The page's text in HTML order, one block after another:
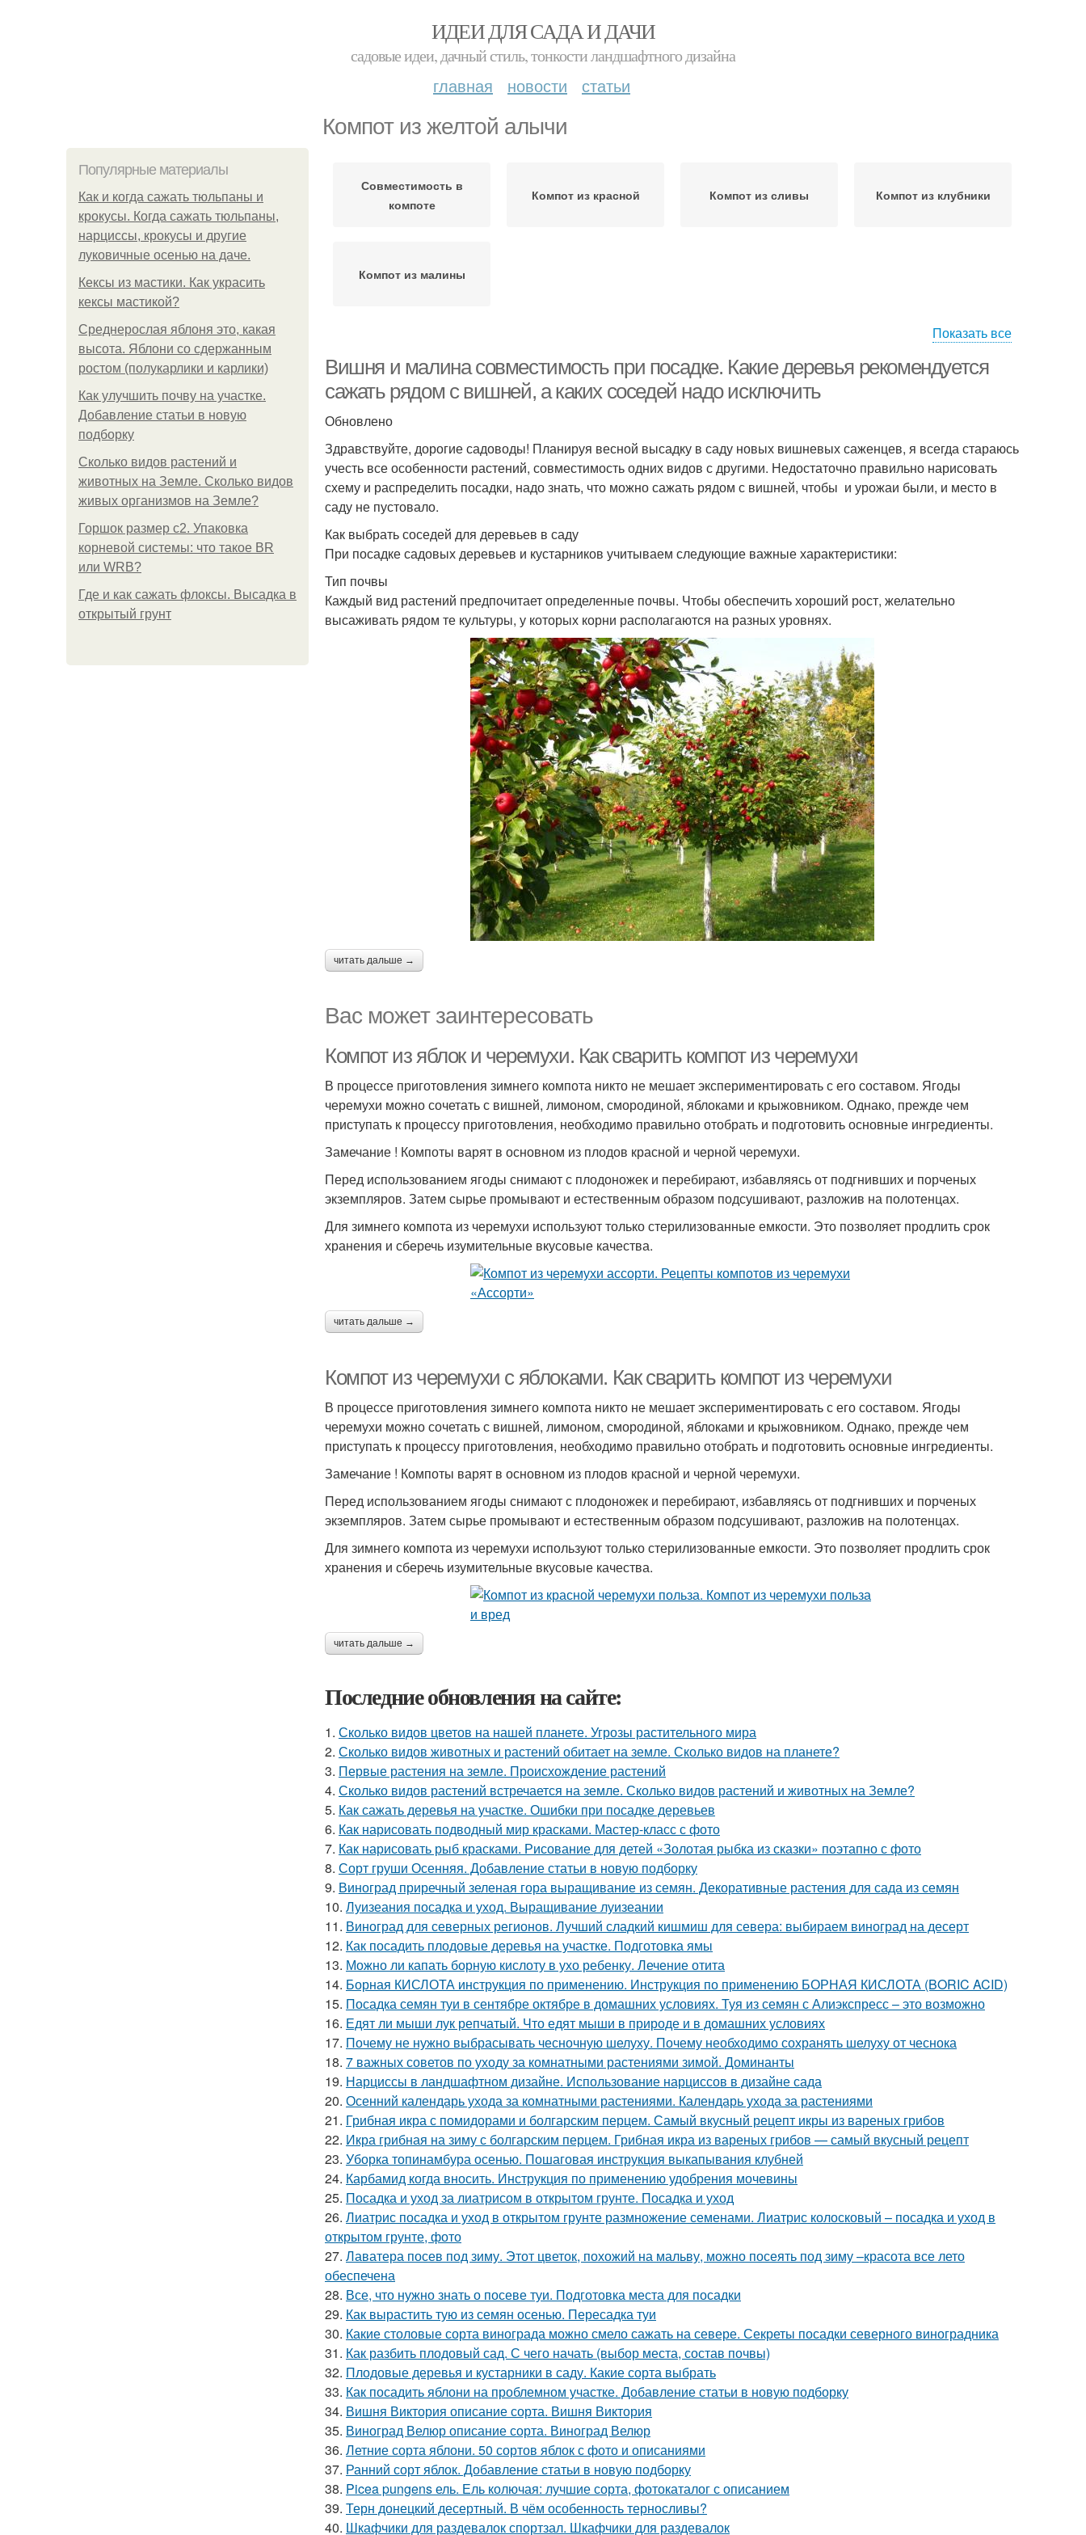
ИДЕИ ДЛЯ САДА И ДАЧИ
садовые идеи, дачный стиль, тонкости ландшафтного дизайна
главная новости статьи
Компот из желтой алычи
Популярные материалы
Как и когда сажать тюльпаны и
крокусы. Когда сажать тюльпаны,
нарциссы, крокусы и другие
луковичные осенью на даче.
Кексы из мастики. Как украсить
кексы мастикой?
Среднерослая яблоня это, какая
высота. Яблони со сдержанным
ростом (полукарлики и карлики)
Как улучшить почву на участке.
Добавление статьи в новую
подборку
Сколько видов растений и
животных на Земле. Сколько видов
живых организмов на Земле?
Горшок размер с2. Упаковка
корневой системы: что такое BR
или WRB?
Где и как сажать флоксы. Высадка в
открытый грунт
Совместимость в
компоте
Компот из красной Компот из сливы Компот из клубники
Компот из малины
Показать все
Вишня и малина совместимость при посадке. Какие деревья рекомендуется
сажать рядом с вишней, а каких соседей надо исключить
Обновлено
Здравствуйте, дорогие садоводы! Планируя весной высадку в саду новых вишневых саженцев, я всегда стараюсь
учесть все особенности растений, совместимость одних видов с другими. Недостаточно правильно нарисовать
схему и распределить посадки, надо знать, что можно сажать рядом с вишней, чтобы и урожаи были, и место в
саду не пустовало.
Как выбрать соседей для деревьев в саду
При посадке садовых деревьев и кустарников учитываем следующие важные характеристики:
Тип почвы
Каждый вид растений предпочитает определенные почвы. Чтобы обеспечить хороший рост, желательно
высаживать рядом те культуры, у которых корни располагаются на разных уровнях.
читать дальше →
Вас может заинтересовать
Компот из яблок и черемухи. Как сварить компот из черемухи
В процессе приготовления зимнего компота никто не мешает экспериментировать с его составом. Ягоды
черемухи можно сочетать с вишней, лимоном, смородиной, яблоками и крыжовником. Однако, прежде чем
приступать к процессу приготовления, необходимо правильно отобрать и подготовить основные ингредиенты.
Замечание ! Компоты варят в основном из плодов красной и черной черемухи.
Перед использованием ягоды снимают с плодоножек и перебирают, избавляясь от подгнивших и порченых
экземпляров. Затем сырье промывают и естественным образом подсушивают, разложив на полотенцах.
Для зимнего компота из черемухи используют только стерилизованные емкости. Это позволяет продлить срок
хранения и сберечь изумительные вкусовые качества.
читать дальше →
Компот из черемухи с яблоками. Как сварить компот из черемухи
В процессе приготовления зимнего компота никто не мешает экспериментировать с его составом. Ягоды
черемухи можно сочетать с вишней, лимоном, смородиной, яблоками и крыжовником. Однако, прежде чем
приступать к процессу приготовления, необходимо правильно отобрать и подготовить основные ингредиенты.
Замечание ! Компоты варят в основном из плодов красной и черной черемухи.
Перед использованием ягоды снимают с плодоножек и перебирают, избавляясь от подгнивших и порченых
экземпляров. Затем сырье промывают и естественным образом подсушивают, разложив на полотенцах.
Для зимнего компота из черемухи используют только стерилизованные емкости. Это позволяет продлить срок
хранения и сберечь изумительные вкусовые качества.
читать дальше →
Последние обновления на сайте:
1. Сколько видов цветов на нашей планете. Угрозы растительного мира
2. Сколько видов животных и растений обитает на земле. Сколько видов на планете?
3. Первые растения на земле. Происхождение растений
4. Сколько видов растений встречается на земле. Сколько видов растений и животных на Земле?
5. Как сажать деревья на участке. Ошибки при посадке деревьев
6. Как нарисовать подводный мир красками. Мастер-класс с фото
7. Как нарисовать рыб красками. Рисование для детей «Золотая рыбка из сказки» поэтапно с фото
8. Сорт груши Осенняя. Добавление статьи в новую подборку
9. Виноград приречный зеленая гора выращивание из семян. Декоративные растения для сада из семян
10. Луизеания посадка и уход. Выращивание луизеании
11. Виноград для северных регионов. Лучший сладкий кишмиш для севера: выбираем виноград на десерт
12. Как посадить плодовые деревья на участке. Подготовка ямы
13. Можно ли капать борную кислоту в ухо ребенку. Лечение отита
14. Борная КИСЛОТА инструкция по применению. Инструкция по применению БОРНАЯ КИСЛОТА (BORIC ACID)
15. Посадка семян туи в сентябре октябре в домашних условиях. Туя из семян с Алиэкспресс – это возможно
16. Едят ли мыши лук репчатый. Что едят мыши в природе и в домашних условиях
17. Почему не нужно выбрасывать чесночную шелуху. Почему необходимо сохранять шелуху от чеснока
18. 7 важных советов по уходу за комнатными растениями зимой. Доминанты
19. Нарциссы в ландшафтном дизайне. Использование нарциссов в дизайне сада
20. Осенний календарь ухода за комнатными растениями. Календарь ухода за растениями
21. Грибная икра с помидорами и болгарским перцем. Самый вкусный рецепт икры из вареных грибов
22. Икра грибная на зиму с болгарским перцем. Грибная икра из вареных грибов — самый вкусный рецепт
23. Уборка топинамбура осенью. Пошаговая инструкция выкапывания клубней
24. Карбамид когда вносить. Инструкция по применению удобрения мочевины
25. Посадка и уход за лиатрисом в открытом грунте. Посадка и уход
26. Лиатрис посадка и уход в открытом грунте размножение семенами. Лиатрис колосковый – посадка и уход в
открытом грунте, фото
27. Лаватера посев под зиму. Этот цветок, похожий на мальву, можно посеять под зиму –красота все лето
обеспечена
28. Все, что нужно знать о посеве туи. Подготовка места для посадки
29. Как вырастить тую из семян осенью. Пересадка туи
30. Какие столовые сорта винограда можно смело сажать на севере. Секреты посадки северного виноградника
31. Как разбить плодовый сад. С чего начать (выбор места, состав почвы)
32. Плодовые деревья и кустарники в саду. Какие сорта выбрать
33. Как посадить яблони на проблемном участке. Добавление статьи в новую подборку
34. Вишня Виктория описание сорта. Вишня Виктория
35. Виноград Велюр описание сорта. Виноград Велюр
36. Летние сорта яблони. 50 сортов яблок с фото и описаниями
37. Ранний сорт яблок. Добавление статьи в новую подборку
38. Picea pungens ель. Ель колючая: лучшие сорта, фотокаталог с описанием
39. Терн донецкий десертный. В чём особенность терносливы?
40. Шкафчики для раздевалок спортзал. Шкафчики для раздевалок